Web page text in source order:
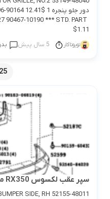
90467-10190 *** STD. PART
$1.11
تویوتاکار 5 سال پیش
25
سپر عقب لکسوس RX350 مدل 2007-2008